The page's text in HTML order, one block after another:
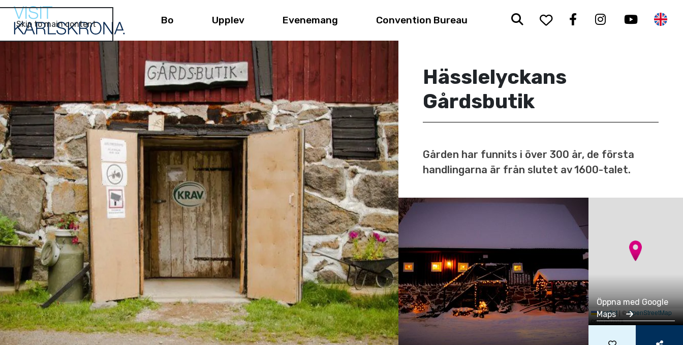
Skip to main content Bo Upplev Evenemang Convention Bureau Sök To your saved
Facebook
Instagram
Hässlelyckans
Gårdsbutik
Gården har funnits i över 300 år, de första
handlingarna är från slutet av 1600-talet.
Leaflet|©OpenStreetMap
contributors
Öppna med Google
Maps